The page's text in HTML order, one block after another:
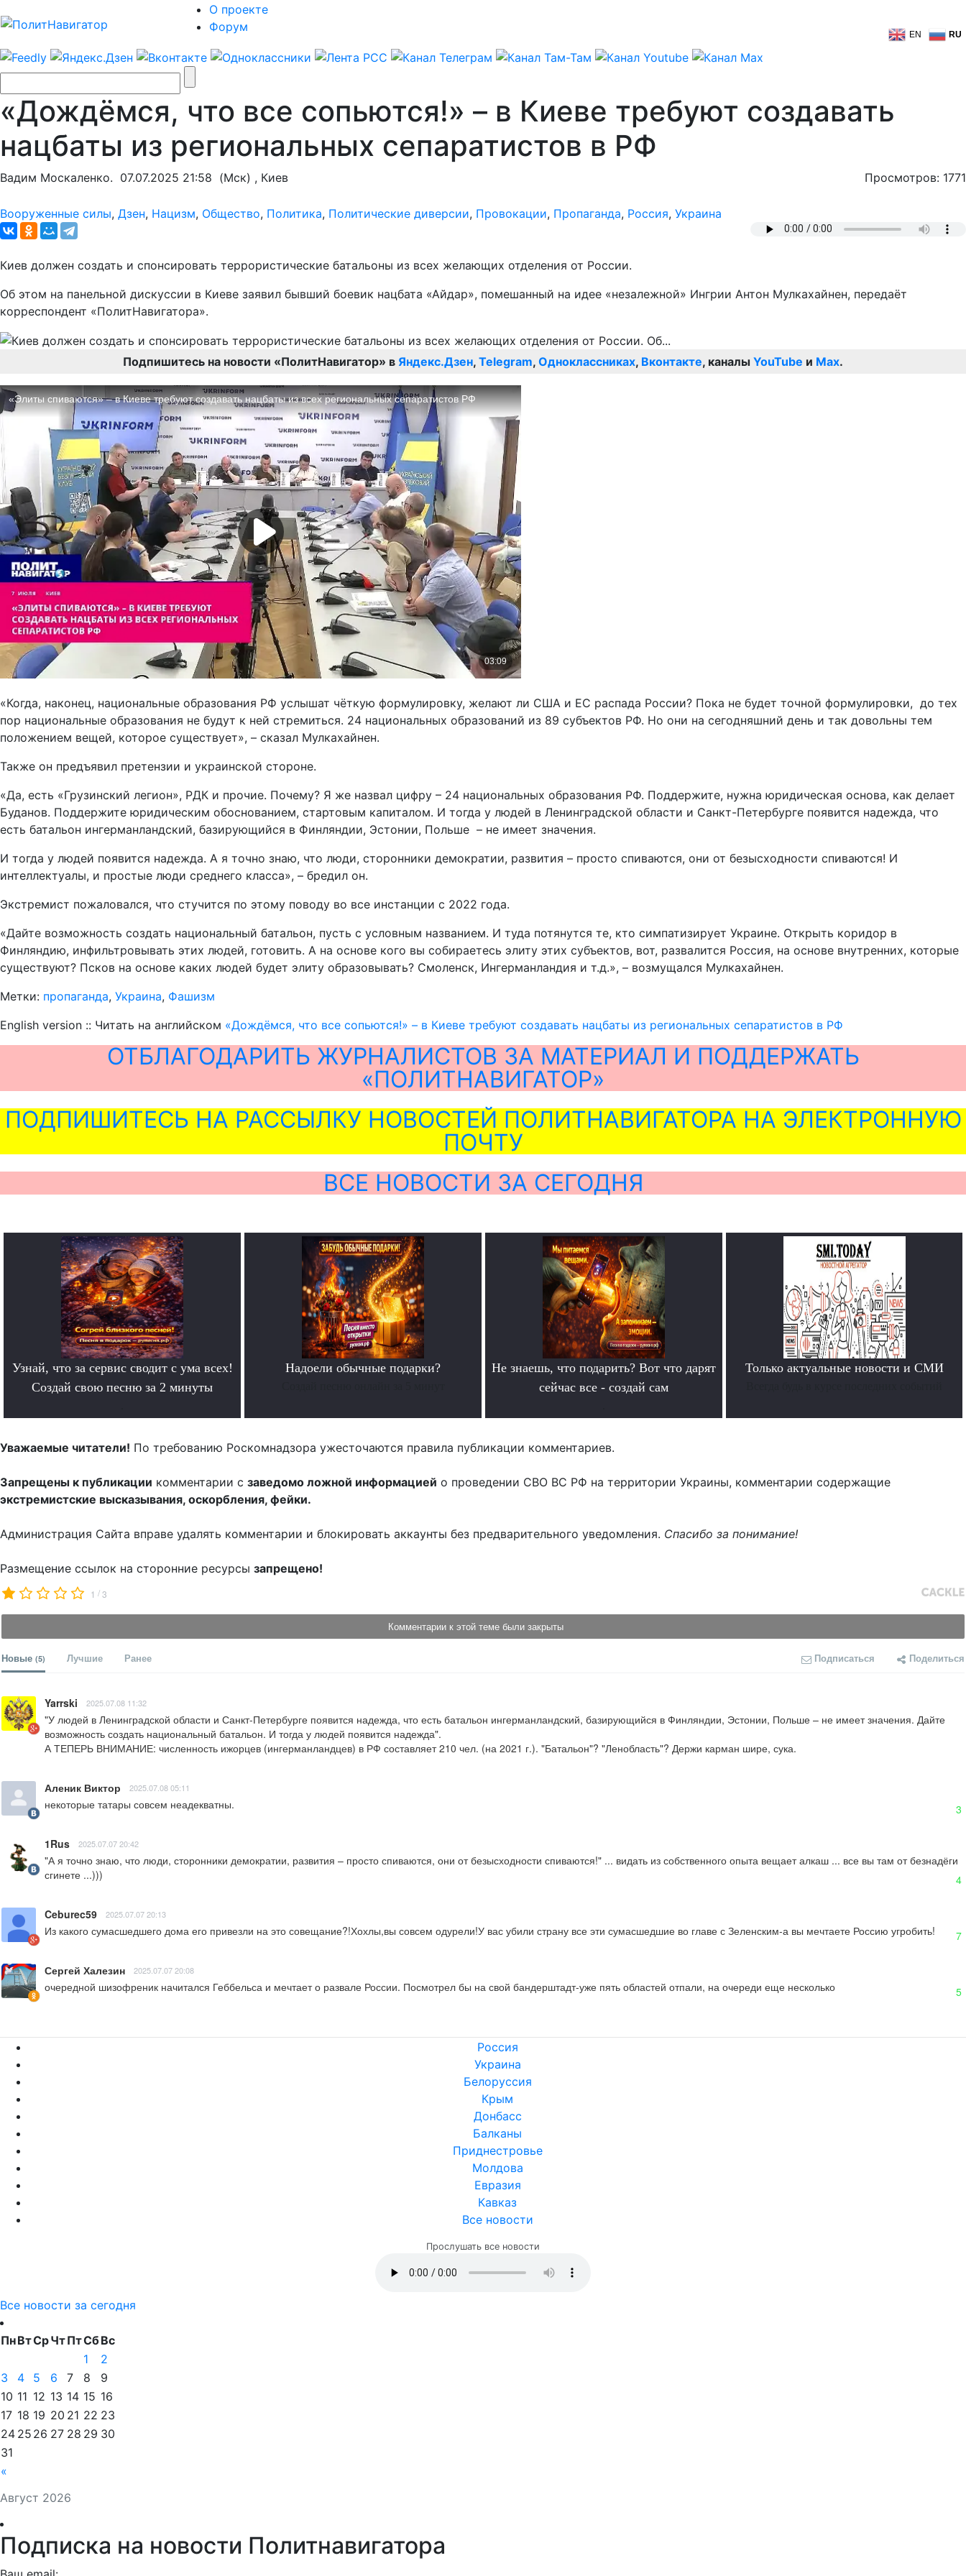
О проекте
Форум
EN RU
«Дождёмся, что все сопьются!» – в Киеве требуют создавать
нацбаты из региональных сепаратистов в РФ
Вадим Москаленко. 07.07.2025 21:58 (Мск) , Киев Просмотров: 1771
Вооруженные силы, Дзен, Нацизм, Общество, Политика, Политические диверсии, Провокации, Пропаганда, Россия, Украина
Киев должен создать и спонсировать террористические батальоны из всех желающих отделения от России.
Об этом на панельной дискуссии в Киеве заявил бывший боевик нацбата «Айдар», помешанный на идее «незалежной» Ингрии Антон Мулкахайнен, передаёт
корреспондент «ПолитНавигатора».
Подпишитесь на новости «ПолитНавигатор» в Яндекс.Дзен, Telegram, Одноклассниках, Вконтакте, каналы YouTube и Max.
«Когда, наконец, национальные образования РФ услышат чёткую формулировку, желают ли США и ЕС распада России? Пока не будет точной формулировки, до тех
пор национальные образования не будут к ней стремиться. 24 национальных образований из 89 субъектов РФ. Но они на сегодняшний день и так довольны тем
положением вещей, которое существует», – сказал Мулкахайнен.
Также он предъявил претензии и украинской стороне.
«Да, есть «Грузинский легион», РДК и прочие. Почему? Я же назвал цифру – 24 национальных образования РФ. Поддержите, нужна юридическая основа, как делает
Буданов. Поддержите юридическим обоснованием, стартовым капиталом. И тогда у людей в Ленинградской области и Санкт-Петербурге появится надежда, что
есть батальон ингерманландский, базирующийся в Финляндии, Эстонии, Польше – не имеет значения.
И тогда у людей появится надежда. А я точно знаю, что люди, сторонники демократии, развития – просто спиваются, они от безысходности спиваются! И
интеллектуалы, и простые люди среднего класса», – бредил он.
Экстремист пожаловался, что стучится по этому поводу во все инстанции с 2022 года.
«Дайте возможность создать национальный батальон, пусть с условным названием. И туда потянутся те, кто симпатизирует Украине. Открыть коридор в
Финляндию, инфильтровывать этих людей, готовить. А на основе кого вы собираетесь элиту этих субъектов, вот, развалится Россия, на основе внутренних, которые
существуют? Псков на основе каких людей будет элиту образовывать? Смоленск, Ингерманландия и т.д.», – возмущался Мулкахайнен.
Метки: пропаганда, Украина, Фашизм
English version :: Читать на английском «Дождёмся, что все сопьются!» – в Киеве требуют создавать нацбаты из региональных сепаратистов в РФ
ОТБЛАГОДАРИТЬ ЖУРНАЛИСТОВ ЗА МАТЕРИАЛ И ПОДДЕРЖАТЬ
«ПОЛИТНАВИГАТОР»
ПОДПИШИТЕСЬ НА РАССЫЛКУ НОВОСТЕЙ ПОЛИТНАВИГАТОРА НА ЭЛЕКТРОННУЮ
ПОЧТУ
ВСЕ НОВОСТИ ЗА СЕГОДНЯ
Узнай, что за сервис сводит с ума всех!
Создай свою песню за 2 минуты
Надоели обычные подарки?
Не знаешь, что подарить? Вот что дарят
сейчас все - создай сам
Только актуальные новости и СМИ
Уважаемые читатели! По требованию Роскомнадзора ужесточаются правила публикации комментариев.
Запрещены к публикации комментарии с заведомо ложной информацией о проведении СВО ВС РФ на территории Украины, комментарии содержащие
экстремистские высказывания, оскорбления, фейки.
Администрация Сайта вправе удалять комментарии и блокировать аккаунты без предварительного уведомления. Спасибо за понимание!
Размещение ссылок на сторонние ресурсы запрещено!
1 /3
Комментарии к этой теме были закрыты
Новые (5) Лучшие Ранее Подписаться Поделиться
Yarrski 2025.07.08 11:32
"У людей в Ленинградской области и Санкт-Петербурге появится надежда, что есть батальон ингерманландский, базирующийся в Финляндии, Эстонии, Польше – не имеет значения. Дайте
возможность создать национальный батальон. И тогда у людей появится надежда".
А ТЕПЕРЬ ВНИМАНИЕ: численность ижорцев (ингерманландцев) в РФ составляет 210 чел. (на 2021 г.). "Батальон"? "Ленобласть"? Держи карман шире, сука.
Аленик Виктор 2025.07.08 05:11
некоторые татары совсем неадекватны. 3
1Rus 2025.07.07 20:42
"А я точно знаю, что люди, сторонники демократии, развития – просто спиваются, они от безысходности спиваются!" ... видать из собственного опыта вещает алкаш ... все вы там от безнадёги
сгинете ...)))
4
Ceburec59 2025.07.07 20:13
Из какого сумасшедшего дома его привезли на это совещание?!Хохлы,вы совсем одурели!У вас убили страну все эти сумасшедшие во главе с Зеленским-а вы мечтаете Россию угробить! 7
Сергей Халезин 2025.07.07 20:08
очередной шизофреник начитался Геббельса и мечтает о развале России. Посмотрел бы на свой бандерштадт-уже пять областей отпали, на очереди еще несколько 5
Россия
Украина
Белоруссия
Крым
Донбасс
Балканы
Приднестровье
Молдова
Евразия
Кавказ
Все новости
Прослушать все новости
Все новости за сегодня
Август 2026
ПнВтСрЧтПтСбВс
«
1
2
3
4 5 6 7 8
9
10 11 12 13 14 15 16
17 18 19 20 21 22 23
24 25 26 27 28 29 30
31
Подписка на новости Политнавигатора